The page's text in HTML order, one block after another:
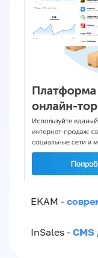
EKAM -
InSales - CMS